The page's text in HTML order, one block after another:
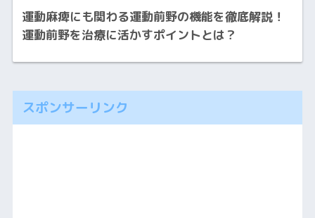
運動麻痺にも関わる運動前野の機能を徹底解説！
運動前野を治療に活かすポイントとは？
スポンサーリンク